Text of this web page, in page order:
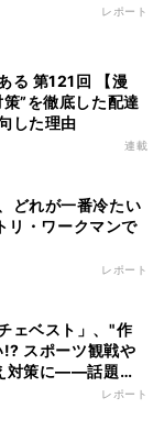
レポート
る 第121回 【漫
”を徹底した配達
した理由
連載
どれが一番冷たい
リ・ワークマンで
レポート
ェベスト」、"作
スポーツ観戦や
対策に――話題の
レポート